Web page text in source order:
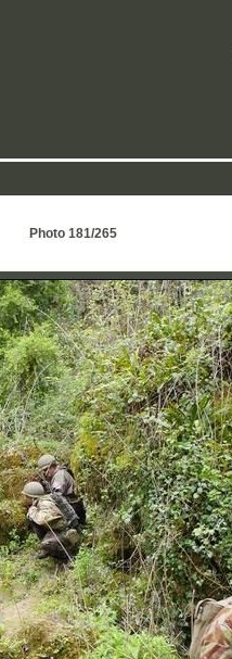
Photo 181/265